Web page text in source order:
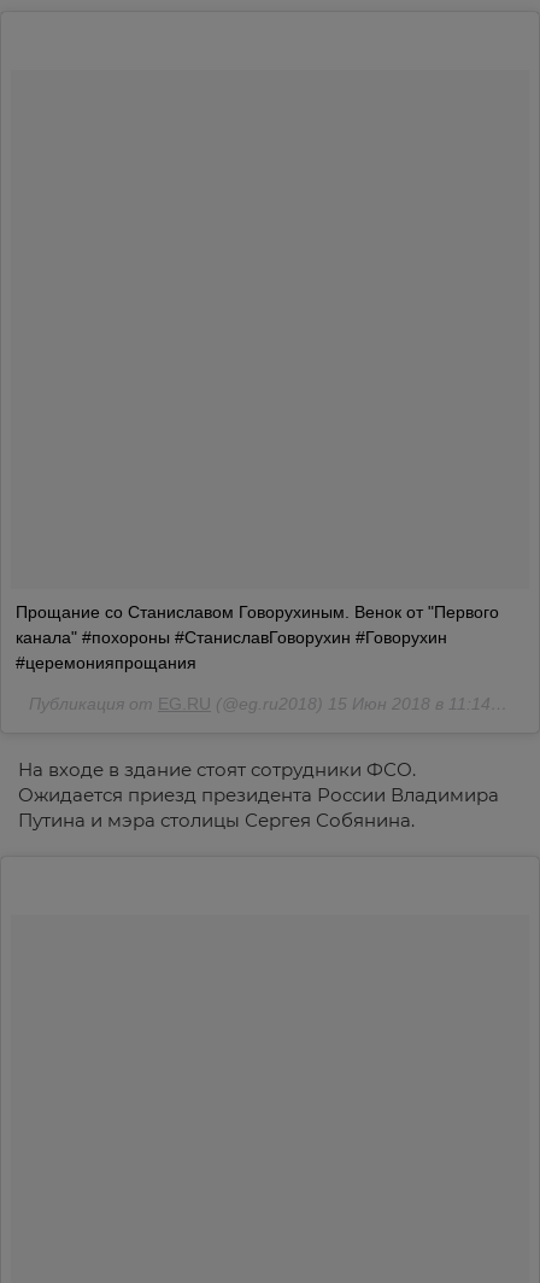
Прощание со Станиславом Говорухиным. Венок от "Первого
канала" #похороны #СтаниславГоворухин #Говорухин
#церемонияпрощания
Публикация от EG.RU (@eg.ru2018) 15 Июн 2018 в 11:14 PDT
На входе в здание стоят сотрудники ФСО.
Ожидается приезд президента России Владимира
Путина и мэра столицы Сергея Собянина.